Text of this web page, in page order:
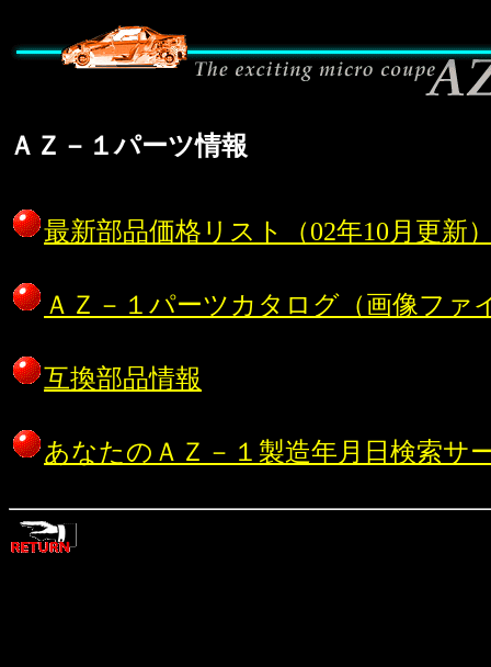
ＡＺ－１パーツ情報
最新部品価格リスト（02年10月更新
ＡＺ－１パーツカタログ（画像ファ
互換部品情報
あなたのＡＺ－１製造年月日検索サ